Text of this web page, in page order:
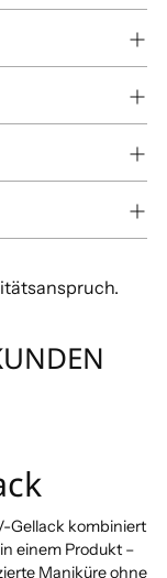
Gellack kombiniert
einem Produkt –
Maniküre ohne